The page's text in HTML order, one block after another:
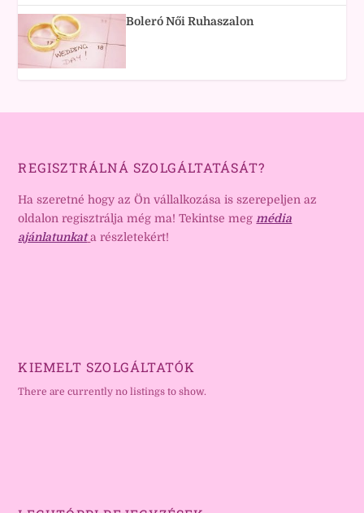
Boleró Női Ruhaszalon
REGISZTRÁLNÁ SZOLGÁLTATÁSÁT?
Ha szeretné hogy az Ön vállalkozása is szerepeljen az
oldalon regisztrálja még ma! Tekintse meg média
ajánlatunkat a részletekért!
KIEMELT SZOLGÁLTATÓK
There are currently no listings to show.